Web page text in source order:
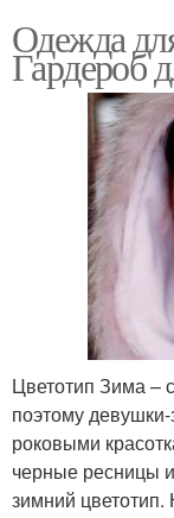
Одежда
Гардероб
Цветотип Зима –
поэтому
роковыми
черные ресницы
зимний цветотип.